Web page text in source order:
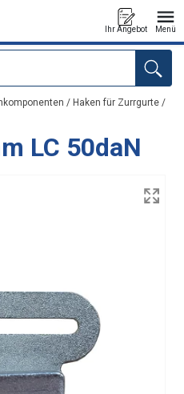
Ihr Angebot Menü
/ Haken für Zurrgurte /
LC 50daN